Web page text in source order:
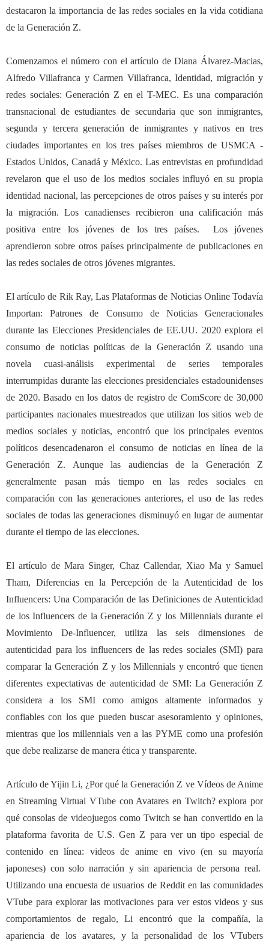
destacaron la importancia de las redes sociales en la vida cotidiana
de la Generación Z.
Comenzamos el número con el artículo de Diana Álvarez-Macias,
Alfredo Villafranca y Carmen Villafranca, Identidad, migración y
redes sociales: Generación Z en el T-MEC. Es una comparación
transnacional de estudiantes de secundaria que son inmigrantes,
segunda y tercera generación de inmigrantes y nativos en tres
ciudades importantes en los tres países miembros de USMCA -
Estados Unidos, Canadá y México. Las entrevistas en profundidad
revelaron que el uso de los medios sociales influyó en su propia
identidad nacional, las percepciones de otros países y su interés por
la migración. Los canadienses recibieron una calificación más
positiva entre los jóvenes de los tres países. Los jóvenes
aprendieron sobre otros países principalmente de publicaciones en
las redes sociales de otros jóvenes migrantes.
El artículo de Rik Ray, Las Plataformas de Noticias Online Todavía
Importan: Patrones de Consumo de Noticias Generacionales
durante las Elecciones Presidenciales de EE.UU. 2020 explora el
consumo de noticias políticas de la Generación Z usando una
novela cuasi-análisis experimental de series temporales
interrumpidas durante las elecciones presidenciales estadounidenses
de 2020. Basado en los datos de registro de ComScore de 30,000
participantes nacionales muestreados que utilizan los sitios web de
medios sociales y noticias, encontró que los principales eventos
políticos desencadenaron el consumo de noticias en línea de la
Generación Z. Aunque las audiencias de la Generación Z
generalmente pasan más tiempo en las redes sociales en
comparación con las generaciones anteriores, el uso de las redes
sociales de todas las generaciones disminuyóen lugar de aumentar
durante el tiempo de las elecciones.
El artículo de Mara Singer, Chaz Callendar, Xiao Ma y Samuel
Tham, Diferencias en la Percepción de la Autenticidad de los
Influencers: Una Comparación de las Definiciones de Autenticidad
de los Influencers de la Generación Z y los Millennials durante el
Movimiento De-Influencer, utiliza las seis dimensiones de
autenticidad para los influencers de las redes sociales (SMI) para
comparar la Generación Z y los Millennials y encontró que tienen
diferentes expectativas de autenticidad de SMI: La Generación Z
considera a los SMI como amigos altamente informados y
confiables con los que pueden buscar asesoramiento y opiniones,
mientras que los millennials ven a las PYME como una profesión
que debe realizarse de manera ética y transparente.
Artículo de Yijin Li, ¿Por quéla Generación Z ve Vídeos de Anime
en Streaming Virtual VTube con Avatares en Twitch? explora por
qué consolas de videojuegos como Twitch se han convertido en la
plataforma favorita de U.S. Gen Z para ver un tipo especial de
contenido en línea: videos de anime en vivo (en su mayoría
japoneses) con solo narración y sin apariencia de persona real.
Utilizando una encuesta de usuarios de Reddit en las comunidades
VTube para explorar las motivaciones para ver estos videos y sus
comportamientos de regalo, Li encontróque la compañía, la
apariencia de los avatares, y la personalidad de los VTubers